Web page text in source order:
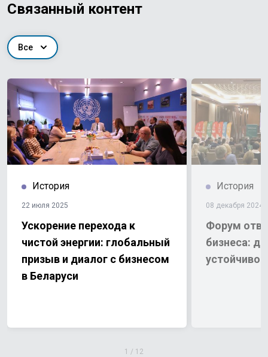
Связанный контент
Все
История
22 июля 2025
Ускорение перехода к
чистой энергии: глобальный
призыв и диалог с бизнесом
в Беларуси
История
08 декабря 2024
Форум
бизнеса:
1 / 12